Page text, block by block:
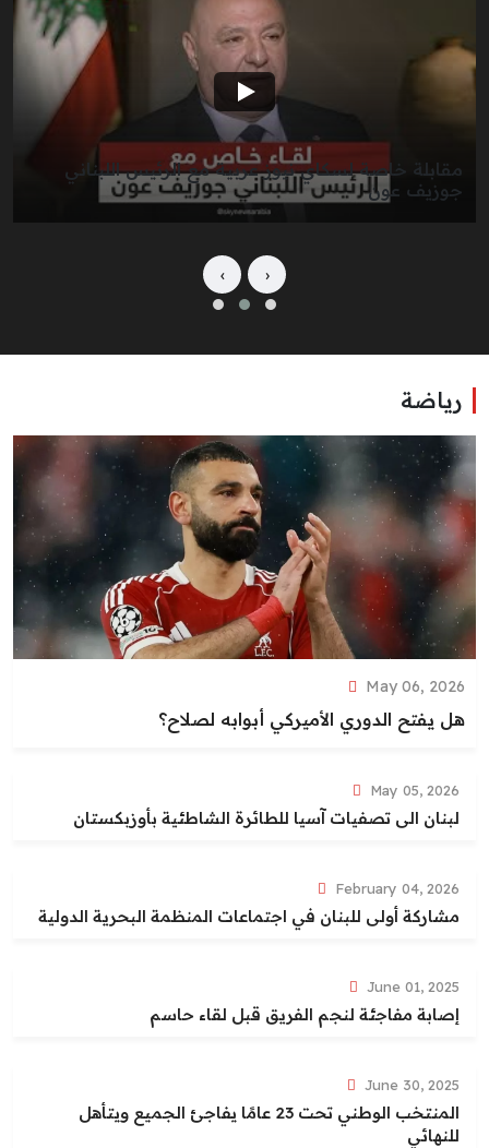
مقابلة خاصة لسكاي نيوز عربية مع الرئيس اللبناني
جوزيف عون
‹
›
رياضة
May 06, 2026
هل يفتح الدوري الأميركي أبوابه لصلاح؟
May 05, 2026
لبنان الى تصفيات آسيا للطائرة الشاطئية بأوزبكستان
February 04, 2026
مشاركة أولى للبنان في اجتماعات المنظمة البحرية الدولية
June 01, 2025
إصابة مفاجئة لنجم الفريق قبل لقاء حاسم
June 30, 2025
المنتخب الوطني تحت 23 عامًا يفاجئ الجميع ويتأهل
للنهائي